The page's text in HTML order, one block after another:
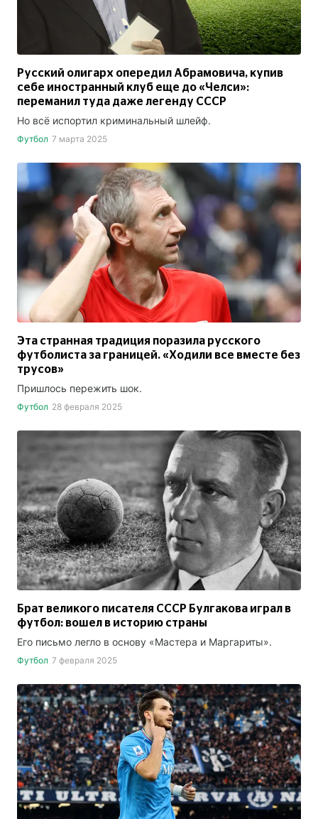
Русский олигарх опередил Абрамовича, купив
себе иностранный клуб еще до «Челси»:
переманил туда даже легенду СССР
Но всё испортил криминальный шлейф.
Футбол 7 марта 2025
Эта странная традиция поразила русского
футболиста за границей. «Ходили все вместе без
трусов»
Пришлось пережить шок.
Футбол 28 февраля 2025
Брат великого писателя СССР Булгакова играл в
футбол: вошел в историю страны
Его письмо легло в основу «Мастера и Маргариты».
Футбол 7 февраля 2025